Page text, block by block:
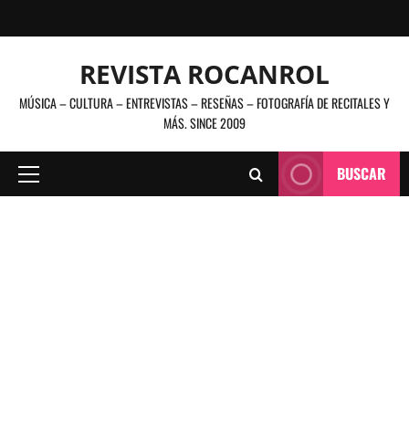
al
REVISTA ROCANROL
MÚSICA – CULTURA – ENTREVISTAS – RESEÑAS – FOTOGRAFÍA DE RECITALES Y
MÁS. SINCE 2009
Menú
BUSCAR